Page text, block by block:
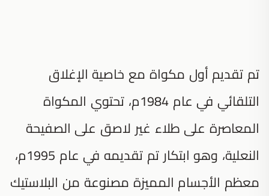
تم تقديم أول مكواة مع خاصية الإغلاق
التلقائي في عام 1984م، تحتوي المكواة
المعاصرة على طلاء غير لاصق على الصفيحة
النعلية، وهو ابتكار تم تقديمه في عام 1995م،
معظم الأجسام المميزة مصنوعة من البلاستيك